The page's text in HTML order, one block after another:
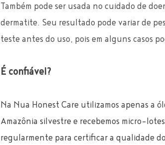
Também pode ser usada no cuidado de
dermatite. Seu resultado pode variar de
teste antes do uso, pois em alguns casos
É confiável?
Na Nua Honest Care utilizamos apenas a
Amazônia silvestre e recebemos micro-
regularmente para certificar a qualidade